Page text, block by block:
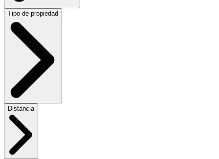
Tipo de propiedad
Distancia